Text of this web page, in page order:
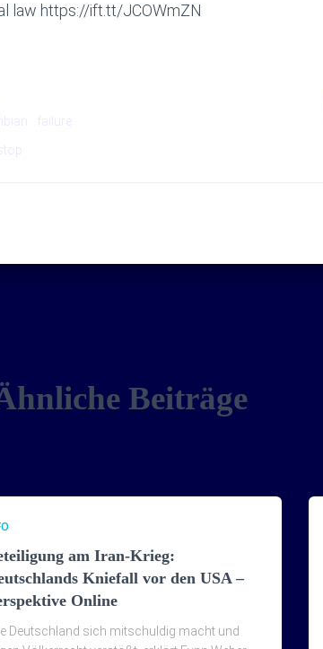
law https://ift.tt/JCOWmZN
failure
stop
Beiträge
am Iran-Krieg:
Kniefall vor den USA –
Online
Deutschland sich mitschuldig macht und